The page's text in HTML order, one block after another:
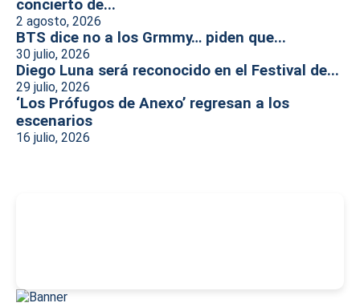
concierto de...
2 agosto, 2026
BTS dice no a los Grmmy… piden que...
30 julio, 2026
Diego Luna será reconocido en el Festival de...
29 julio, 2026
‘Los Prófugos de Anexo’ regresan a los
escenarios
16 julio, 2026